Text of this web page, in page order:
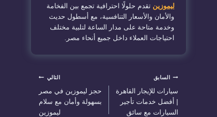
ليموزين تقدم حلولًا احترافية تجمع بين الفخامة
والأمان والأسعار التنافسية، مع أسطول حديث
وخدمة متاحة على مدار الساعة لتلبية مختلف
احتياجات العملاء داخل جميع أنحاء مصر.
تصفّح
المقالات
السابق
سيارات للإيجار القاهرة
| أفضل خدمات تأجير
السيارات مع سائق
التالي
حجز ليموزين في مصر
بسهولة وأمان مع سلام
ليموزين